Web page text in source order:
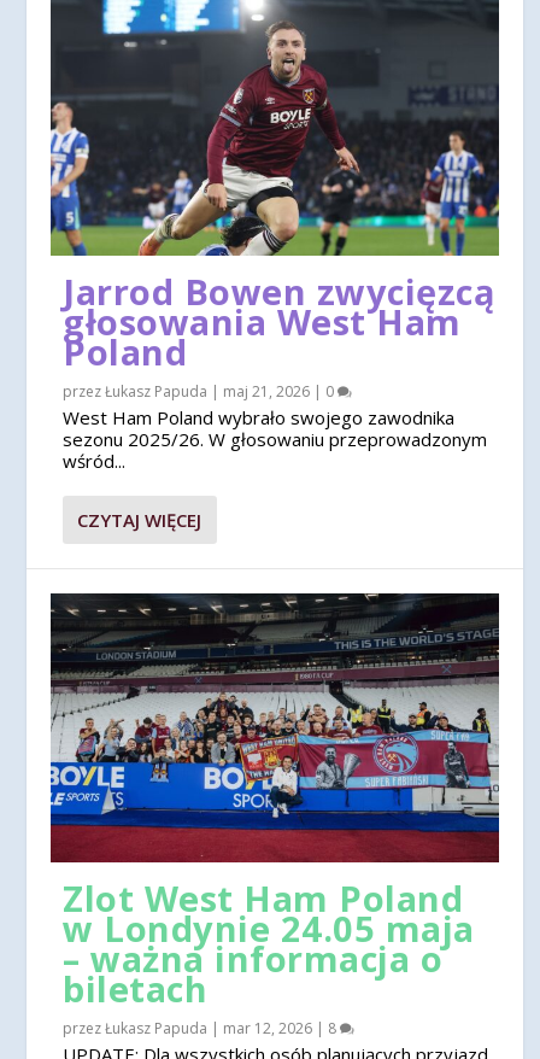
Jarrod Bowen zwycięzcą
głosowania West Ham
Poland
przezŁukasz Papuda | maj 21, 2026 | 0
West Ham Poland wybrało swojego zawodnika
sezonu 2025/26. W głosowaniu przeprowadzonym
wśród...
CZYTAJ WIĘCEJ
Zlot West Ham Poland
w Londynie 24.05 maja
– ważna informacja o
biletach
przezŁukasz Papuda | mar 12, 2026 | 8
UPDATE: Dla wszystkich osób planujących przyjazd